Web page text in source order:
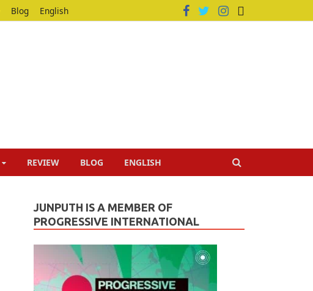
Blog English
REVIEW BLOG ENGLISH
JUNPUTH IS A MEMBER OF
PROGRESSIVE INTERNATIONAL